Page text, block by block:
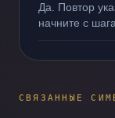
Да. Повтор
начните с
СВЯЗАННЫЕ